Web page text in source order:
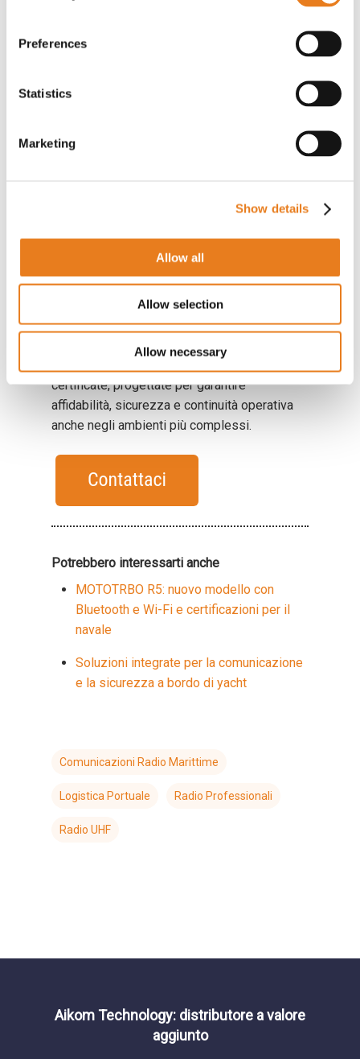
Preferences
Statistics
Marketing
Show details
Allow all
Allow selection
Allow necessary
assicurative.
testate secondo standard
richiesti dal settore navale e offshore.
quotidiana, ma anche ridurre rischi, aumentare
l’affidabilità dei processi e proteggere il
Aikom Technology e Motorola Solutions
Aikom Technologysi affida aMotorola
per offrire al mercato maritime &
certificate, progettate per garantire
affidabilità, sicurezza e continuità operativa
anche negli ambienti più complessi.
Potrebbero interessarti anche
MOTOTRBO R5: nuovo modello con
Bluetooth e Wi-Fi e certificazioni per il
navale
Soluzioni integrate per la comunicazione
e la sicurezza a bordo di yacht
Comunicazioni Radio Marittime
Logistica Portuale Radio Professionali
Radio UHF
Aikom Technology: distributore a valore
aggiunto